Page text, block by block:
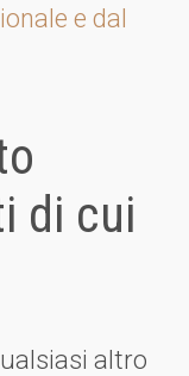
di cui
altro